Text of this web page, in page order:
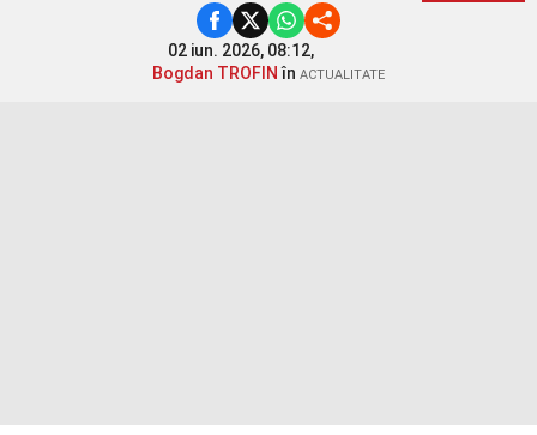
02 iun. 2026, 08:12,
Bogdan TROFIN în ACTUALITATE